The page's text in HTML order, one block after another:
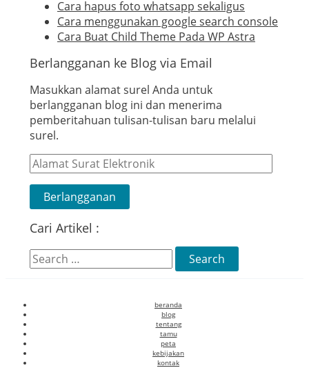
Cara hapus foto whatsapp sekaligus
Cara menggunakan google search console
Cara Buat Child Theme Pada WP Astra
Berlangganan ke Blog via Email
Masukkan alamat surel Anda untuk
berlangganan blog ini dan menerima
pemberitahuan tulisan-tulisan baru melalui
surel.
Alamat
Surat
Elektronik
Berlangganan
Cari Artikel :
Search
for:
beranda
blog
tentang
tamu
peta
kebijakan
kontak